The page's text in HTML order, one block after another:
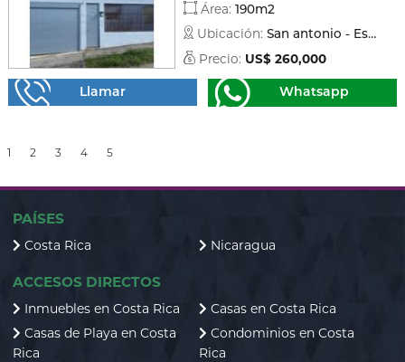
Área: 190m2
Ubicación:
San antonio - Escazú
Precio: US$ 260,000
Llamar Whatsapp
1 2 3 4 5
PAÍSES
Costa Rica Nicaragua
ACCESOS DIRECTOS
Inmuebles en Costa Rica
Casas en Costa Rica
Casas de Playa en Costa
Rica
Condominios en Costa
Rica